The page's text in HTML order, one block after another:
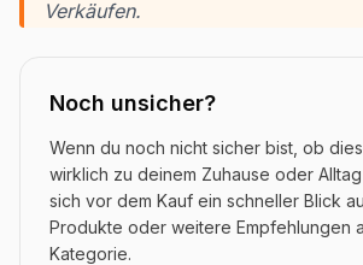
Verkäufen.
Noch unsicher?
Wenn du noch nicht sicher bist, ob
wirklich zu deinem Zuhause oder
sich vor dem Kauf ein schneller Blick
Produkte oder weitere Empfehlungen
Kategorie.